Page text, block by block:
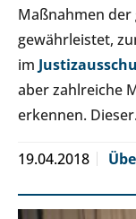
Maßnahmen
gewährleistet,
im
aber zahlreiche
erkennen.
19.04.2018